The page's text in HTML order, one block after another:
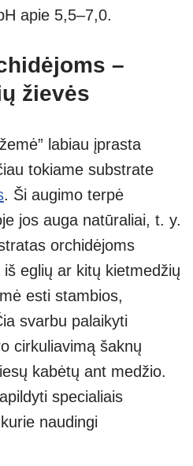
apie 5,5–7,0.
–
žievės
labiau įprasta
tokiame substrate
. Ši augimo terpė
jos auga natūraliai, t. y.
orchidėjoms
eglių ar kitų kietmedžių
esti stambios,
svarbu palaikyti
cirkuliavimą šaknų
kabėtų ant medžio.
specialiais
naudingi